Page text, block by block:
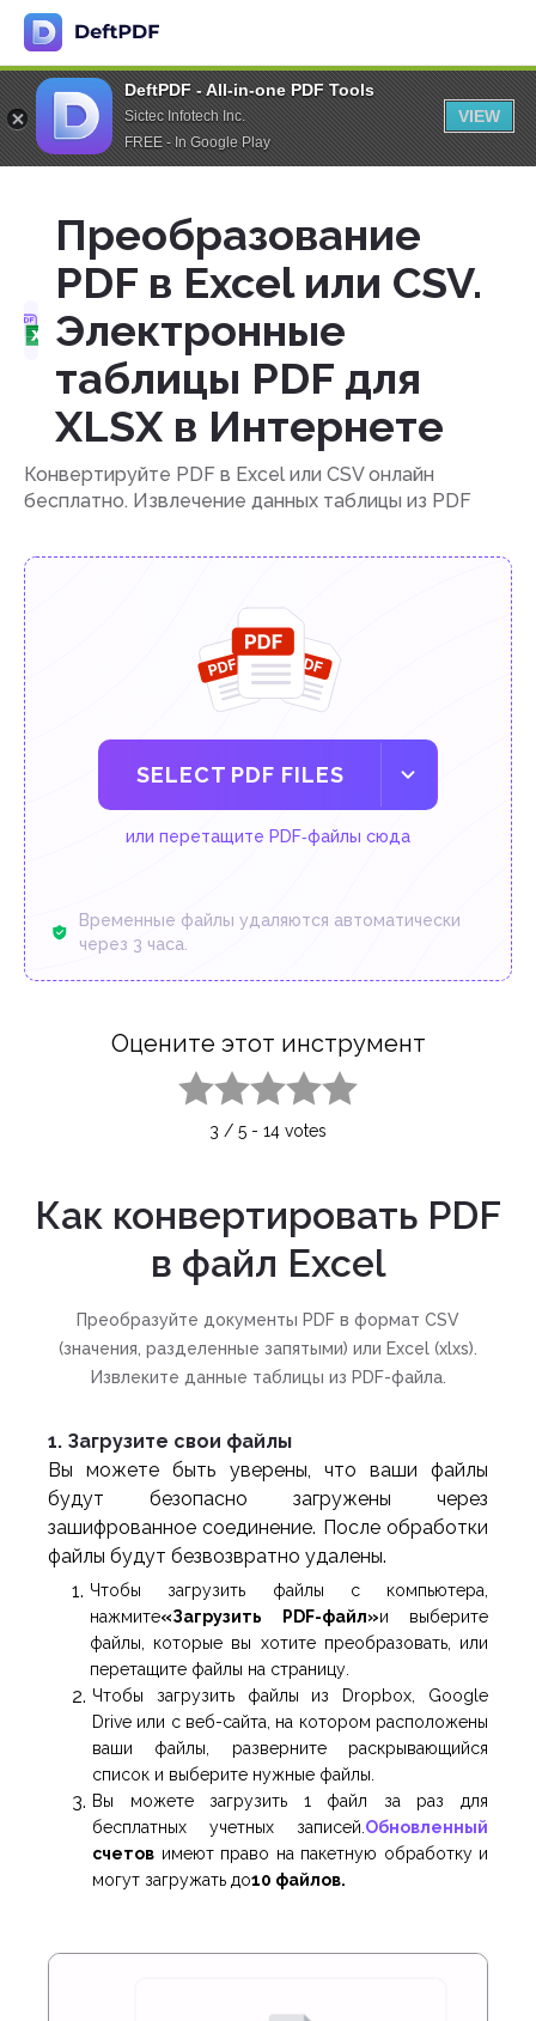
DeftPDF - All-in-one PDF Tools
Sictec Infotech Inc.
FREE - In Google Play
VIEW
Преобразование
PDF в Excel или CSV.
Электронные
таблицы PDF для
XLSX в Интернете
Конвертируйте PDF в Excel или CSV онлайн
бесплатно. Извлечение данных таблицы из PDF
SELECT PDF FILES
или перетащите PDF‑файлы сюда
Временные файлы удаляются автоматически
через 3 часа.
Оцените этот инструмент
3 / 5 - 14 votes
Как конвертировать PDF
в файл Excel
Преобразуйте документы PDF в формат CSV
(значения, разделенные запятыми) или Excel (xlxs).
Извлеките данные таблицы из PDF-файла.
1. Загрузите свои файлы
Вы можете быть уверены, что ваши файлы
будут безопасно загружены через
зашифрованное соединение. После обработки
файлы будут безвозвратно удалены.
Чтобы загрузить файлы с компьютера,
нажмите«Загрузить PDF-файл»и выберите
файлы, которые вы хотите преобразовать, или
перетащите файлы на страницу.
Чтобы загрузить файлы из Dropbox, Google
Drive или с веб-сайта, на котором расположены
ваши файлы, разверните раскрывающийся
список и выберите нужные файлы.
Вы можете загрузить 1 файл за раз для
бесплатных учетных записей. Обновленный
счетов имеют право на пакетную обработку и
могут загружать до10 файлов.